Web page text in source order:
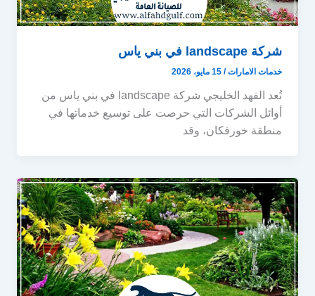
شركة landscape في بني ياس
خدمات الامارات/15 مايو، 2026
تُعد الفهد الخليجي شركة landscape في بني ياس من
أوائل الشركات التي حرصت على توسيع خدماتها في
منطقة خورفكان، وقد